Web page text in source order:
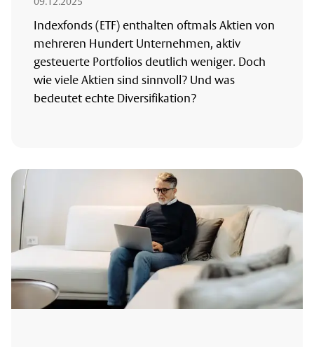
Indexfonds (ETF) enthalten oftmals Aktien von
mehreren Hundert Unternehmen, aktiv
gesteuerte Portfolios deutlich weniger. Doch
wie viele Aktien sind sinnvoll? Und was
bedeutet echte Diversifikation?